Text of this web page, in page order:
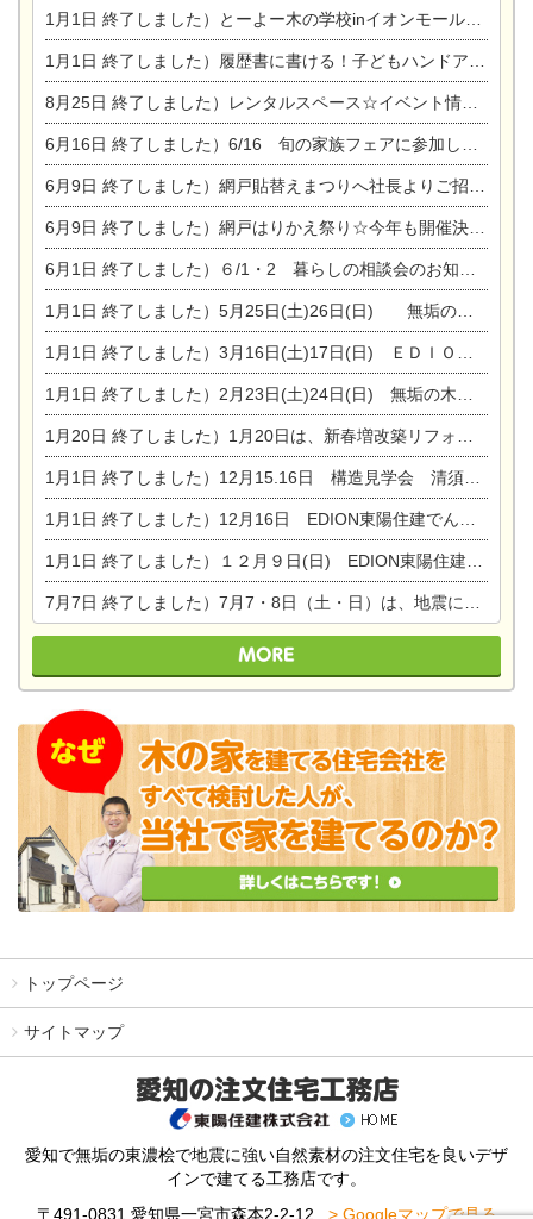
1月1日 終了しました）とーよー木の学校inイオンモール木曽川
1月1日 終了しました）履歴書に書ける！子どもハンドアロマ講座☆
8月25日 終了しました）レンタルスペース☆イベント情報☆チャイルドアロマセラピスト
6月16日 終了しました）6/16 旬の家族フェアに参加します☆
6月9日 終了しました）網戸貼替えまつりへ社長よりご招待です♪
6月9日 終了しました）網戸はりかえ祭り☆今年も開催決定！
6月1日 終了しました）６/1・2 暮らしの相談会のお知らせ
1月1日 終了しました）5月25日(土)26日(日) 無垢の木の家体感見学会開催☆
1月1日 終了しました）3月16日(土)17日(日) ＥＤＩＯＮ東陽住建でんき館 総決算まつり
1月1日 終了しました）2月23日(土)24日(日) 無垢の木の家 完成見学会
1月20日 終了しました）1月20日は、新春増改築リフォームまつり＆家の修理祭り＆家電まつりです。
1月1日 終了しました）12月15.16日 構造見学会 清須市西枇杷島町弁天
1月1日 終了しました）12月16日 EDION東陽住建でんき OPEN第二弾イベント！！
1月1日 終了しました）１２月９日(日) EDION東陽住建でんき館プレＯＰＥＮ！＆家の修理まつり
7月7日 終了しました）7月7・8日（土・日）は、地震に強くて安心！暮らしを楽しむ東濃ひのきの平屋の家体験見学会を開催します。ぜひお越しください。
トップページ
サイトマップ
愛知で無垢の東濃桧で地震に強い自然素材の注文住宅を良いデザ
インで建てる工務店です。
〒491-0831 愛知県一宮市森本2-2-12 > Googleマップで見る